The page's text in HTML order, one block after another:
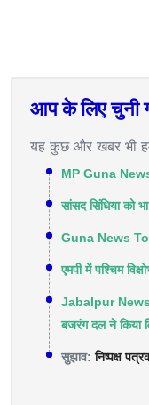
आप के लिए चुनी
यह कुछ और खबर भी
MP Guna
सांसद सिंधिया को
Guna News
एमपी में पश्चिम
Jabalpur News :
बजरंग दल ने किया
सुझाव:निष्पक्ष